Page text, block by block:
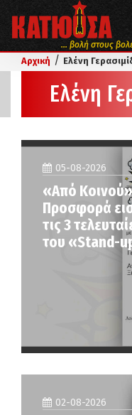
... βολή στους
Αρχική / Ελένη
Ελένη
05-08-2026
«Από
Προσφορά
τις 3
του «Stand-
02-08-2026